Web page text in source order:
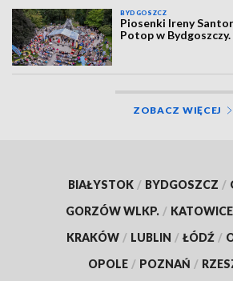
BYDGOSZCZ
Piosenki Ireny
Potop w
ZOBACZ WIĘCEJ
BIAŁYSTOK / BYDGOSZCZ /
GORZÓW WLKP. / KATOWICE
KRAKÓW / LUBLIN / ŁÓDŹ /
OPOLE / POZNAŃ /